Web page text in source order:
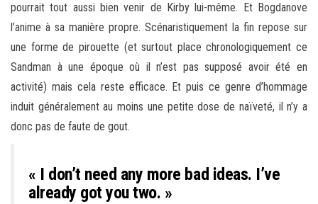
pourrait tout aussi bien venir de Kirby lui-même. Et Bogdanove
l’anime à sa manière propre. Scénaristiquement la fin repose sur
une forme de pirouette (et surtout place chronologiquement ce
Sandman à une époque où il n’est pas supposé avoir été en
activité) mais cela reste efficace. Et puis ce genre d’hommage
induit généralement au moins une petite dose de naïveté, il n’y a
donc pas de faute de gout.
« I don’t need any more bad ideas. I’ve
already got you two. »